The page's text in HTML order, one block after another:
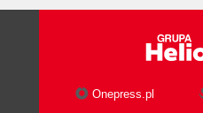
Onepress.pl